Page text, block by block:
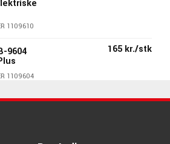
1109610
9604
1109604
165 kr./stk